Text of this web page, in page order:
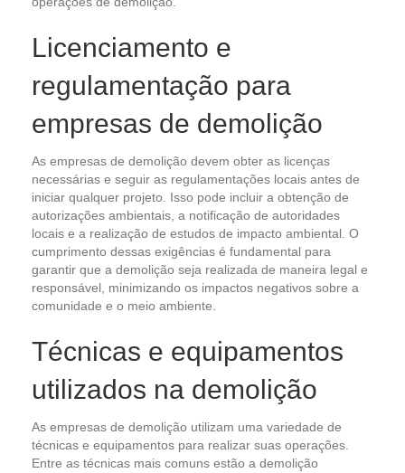
Licenciamento e
regulamentação para
empresas de demolição
As empresas de demolição devem obter as licenças
necessárias e seguir as regulamentações locais antes de
iniciar qualquer projeto. Isso pode incluir a obtenção de
autorizações ambientais, a notificação de autoridades
locais e a realização de estudos de impacto ambiental. O
cumprimento dessas exigências é fundamental para
garantir que a demolição seja realizada de maneira legal e
responsável, minimizando os impactos negativos sobre a
comunidade e o meio ambiente.
Técnicas e equipamentos
utilizados na demolição
As empresas de demolição utilizam uma variedade de
técnicas e equipamentos para realizar suas operações.
Entre as técnicas mais comuns estão a demolição